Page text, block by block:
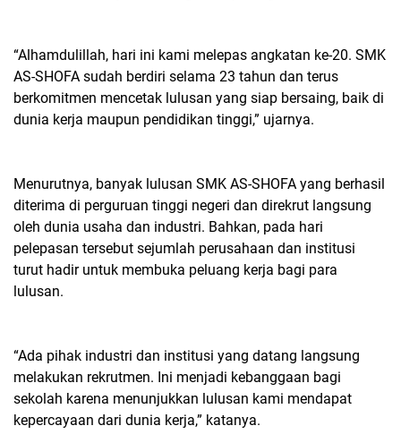
“Alhamdulillah, hari ini kami melepas angkatan ke-20. SMK
AS-SHOFA sudah berdiri selama 23 tahun dan terus
berkomitmen mencetak lulusan yang siap bersaing, baik di
dunia kerja maupun pendidikan tinggi,” ujarnya.
Menurutnya, banyak lulusan SMK AS-SHOFA yang berhasil
diterima di perguruan tinggi negeri dan direkrut langsung
oleh dunia usaha dan industri. Bahkan, pada hari
pelepasan tersebut sejumlah perusahaan dan institusi
turut hadir untuk membuka peluang kerja bagi para
lulusan.
“Ada pihak industri dan institusi yang datang langsung
melakukan rekrutmen. Ini menjadi kebanggaan bagi
sekolah karena menunjukkan lulusan kami mendapat
kepercayaan dari dunia kerja,” katanya.